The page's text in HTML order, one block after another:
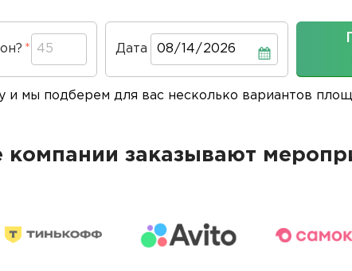
Дата Дата
и мы подберем для вас несколько вариантов
компании заказывают